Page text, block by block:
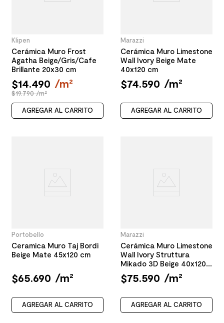
Klipen
Cerámica Muro Frost
Agatha Beige/Gris/Cafe
Brillante 20x30 cm
$14.490 /m²
$19.790 /m²
AGREGAR AL CARRITO
Marazzi
Cerámica Muro Limestone
Wall Ivory Beige Mate
40x120 cm
$74.590 /m²
AGREGAR AL CARRITO
Portobello
Ceramica Muro Taj Bordi
Beige Mate 45x120 cm
$65.690 /m²
AGREGAR AL CARRITO
Marazzi
Cerámica Muro Limestone
Wall Ivory Struttura
Mikado 3D Beige 40x120
cm
$75.590 /m²
AGREGAR AL CARRITO